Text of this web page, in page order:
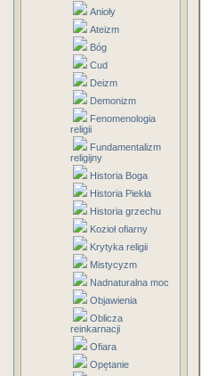
Anioły
Ateizm
Bóg
Cud
Deizm
Demonizm
Fenomenologia
religii
Fundamentalizm
religijny
Historia Boga
Historia Piekła
Historia grzechu
Kozioł ofiarny
Krytyka religii
Mistycyzm
Nadnaturalna moc
Objawienia
Oblicza
reinkarnacji
Ofiara
Opętanie